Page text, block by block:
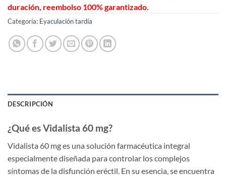
duración, reembolso 100% garantizado.
Categoría: Eyaculación tardía
DESCRIPCIÓN
¿Qué es Vidalista 60 mg?
Vidalista 60 mg es una solución farmacéutica integral
especialmente diseñada para controlar los complejos
síntomas de la disfunción eréctil. En su esencia, se encuentra